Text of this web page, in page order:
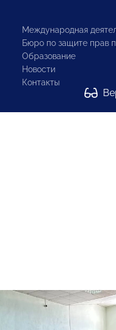
Международная
Бюро по защите прав
Образование
Новости
Контакты